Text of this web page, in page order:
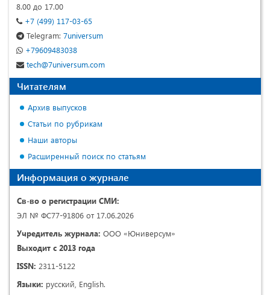
8.00 до 17.00
+7 (499) 117-03-65
Telegram: 7universum
+79609483038
tech@7universum.com
Читателям
Архив выпусков
Статьи по рубрикам
Наши авторы
Расширенный поиск по статьям
Информация о журнале
Св-во о регистрации СМИ:
ЭЛ № ФС77-91806 от 17.06.2026
Учредитель журнала: ООО «Юниверсум»
Выходит с 2013 года
ISSN: 2311-5122
Языки: русский, English.